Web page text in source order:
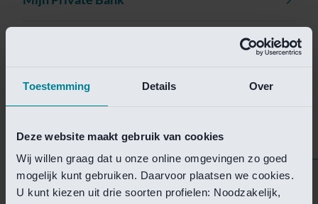
Toestemming Details Over
Deze website maakt gebruik van cookies
Wij willen graag dat u onze online omgevingen zo goed
mogelijk kunt gebruiken. Daarvoor plaatsen we cookies.
U kunt kiezen uit drie soorten profielen: Noodzakelijk,
Helaas is deze pagina